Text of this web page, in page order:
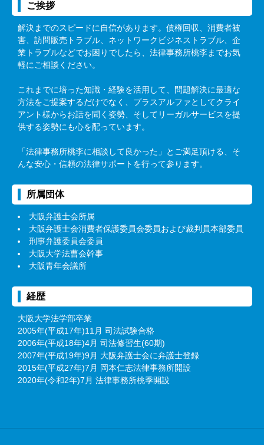
ご挨拶
解決までのスピードに自信があります。債権回収、消費者被
害、訪問販売トラブル、ネットワークビジネストラブル、企
業トラブルなどでお困りでしたら、法律事務所桃李までお気
軽にご相談ください。
これまでに培った知識・経験を活用して、問題解決に最適な
方法をご提案するだけでなく、プラスアルファとしてクライ
アント様からお話を聞く姿勢、そしてリーガルサービスを提
供する姿勢にも心を配っています。
「法律事務所桃李に相談して良かった」とご満足頂ける、そ
んな安心・信頼の法律サポートを行って参ります。
所属団体
大阪弁護士会所属
大阪弁護士会消費者保護委員会委員および裁判員本部委員
刑事弁護委員会委員
大阪大学法曹会幹事
大阪青年会議所
経歴
大阪大学法学部卒業
2005年(平成17年)11月 司法試験合格
2006年(平成18年)4月 司法修習生(60期)
2007年(平成19年)9月 大阪弁護士会に弁護士登録
2015年(平成27年)7月 岡本仁志法律事務所開設
2020年(令和2年)7月 法律事務所桃季開設